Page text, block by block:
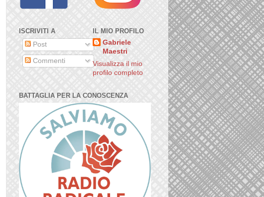
ISCRIVITI A
Post
Commenti
IL MIO PROFILO
Gabriele
Maestri
Visualizza il mio
profilo completo
BATTAGLIA PER LA CONOSCENZA